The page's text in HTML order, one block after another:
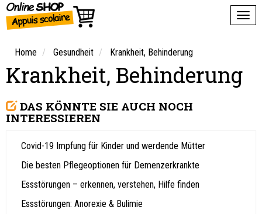
Home Gesundheit Krankheit, Behinderung
Krankheit, Behinderung
DAS KÖNNTE SIE AUCH NOCH
INTERESSIEREN
Covid-19 Impfung für Kinder und werdende Mütter
Die besten Pflegeoptionen für Demenzerkrankte
Essstörungen – erkennen, verstehen, Hilfe finden
Essstörungen: Anorexie & Bulimie